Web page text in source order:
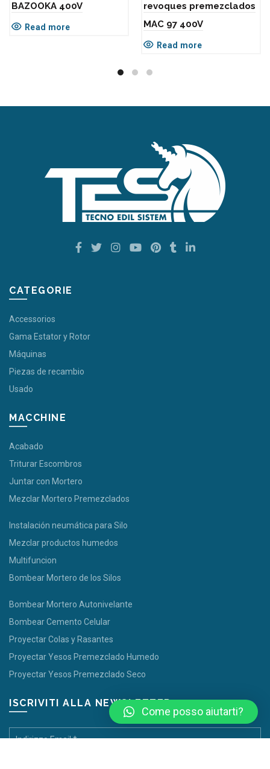
BAZOOKA 400V
Read more
revoques premezclados
MAC 97 400V
Read more
CATEGORIE
Accessorios
Gama Estator y Rotor
Máquinas
Piezas de recambio
Usado
MACCHINE
Acabado
Triturar Escombros
Juntar con Mortero
Mezclar Mortero Premezclados
Instalación neumática para Silo
Mezclar productos humedos
Multifuncion
Bombear Mortero de los Silos
Bombear Mortero Autonivelante
Bombear Cemento Celular
Proyectar Colas y Rasantes
Proyectar Yesos Premezclado Humedo
Proyectar Yesos Premezclado Seco
ISCRIVITI ALLA NEWSLETTER
Come posso aiutarti?